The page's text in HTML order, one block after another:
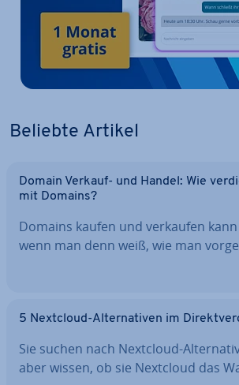
Beliebte Artikel
Domain Verkauf- und Handel: Wie
mit Domains?
Domains kaufen und verkaufen
wenn man denn weiß, wie man
5 Nextcloud-Al­ter­na­ti­ven im
Sie suchen nach Nextcloud-
aber wissen, ob sie Nextcloud das